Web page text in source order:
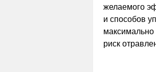
желаемого
и способов
максимально
риск